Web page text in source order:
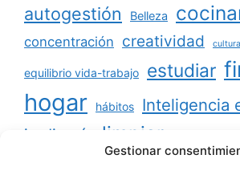
Gestionar
autogestión Belleza
concentración creatividad cultura
equilibrio vida-trabajo estudiar
hogar hábitos Inteligencia
jardinería limpiar
minimalismo niños